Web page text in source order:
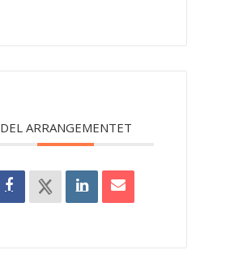
DEL ARRANGEMENTET